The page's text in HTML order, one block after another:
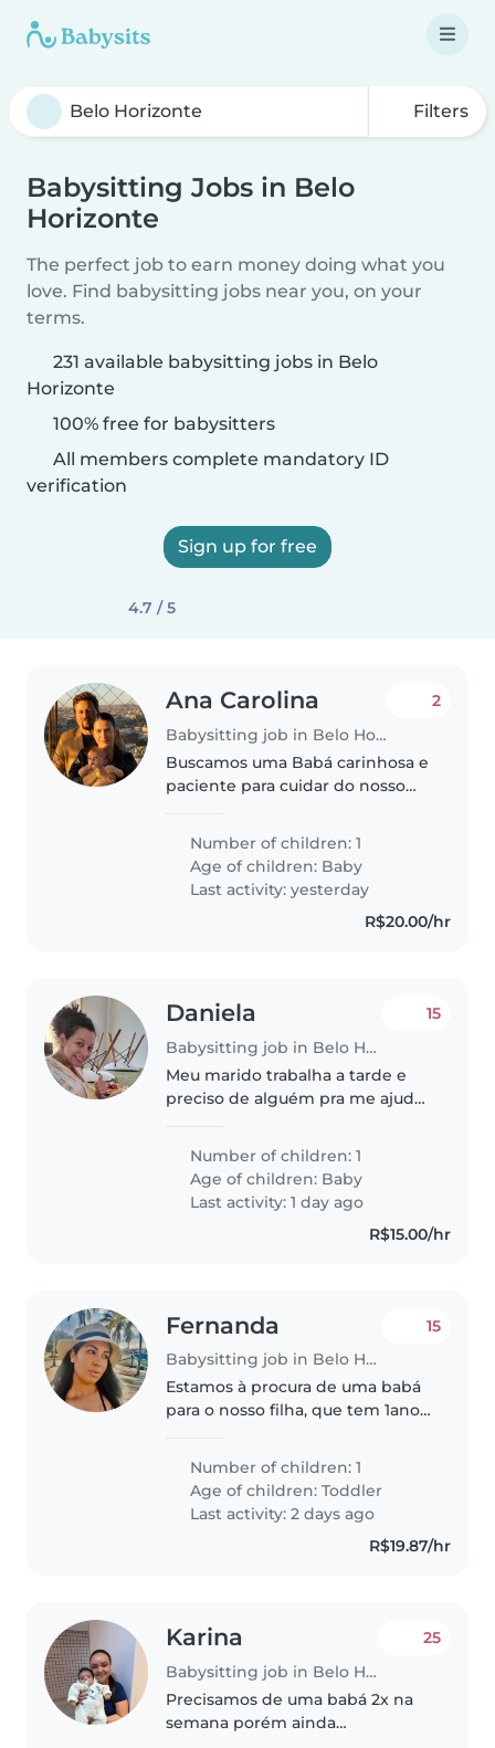
Filters
Babysitting Jobs in Belo
Horizonte
The perfect job to earn money doing what you
love. Find babysitting jobs near you, on your
terms.
231 available babysitting jobs in Belo
Horizonte
100% free for babysitters
All members complete mandatory ID
verification
Sign up for free
4.7 / 5
Ana Carolina
Babysitting job in Belo Horizonte
2
Buscamos uma Babá carinhosa e
paciente para cuidar do nosso
brincalhona.. Entre em contato
para combinarmos um encontro.
Number of children: 1
Age of children: Baby
Last activity: yesterday
R$20.00/hr
Daniela
Babysitting job in Belo Horizonte
15
Meu marido trabalha a tarde e
preciso de alguém pra me ajudar
Number of children: 1
Age of children: Baby
Last activity: 1 day ago
R$15.00/hr
Fernanda
Babysitting job in Belo Horizonte
15
Estamos à procura de uma babá
para o nosso filha, que tem 1ano
e adora brincar. Preferimos
alguém que possa ajudar com as
tarefas domésticas e com..
Number of children: 1
Age of children:Toddler
Last activity: 2 days ago
R$19.87/hr
Karina
Babysitting job in Belo Horizonte
25
Precisamos de uma babá 2x na
semana porém ainda